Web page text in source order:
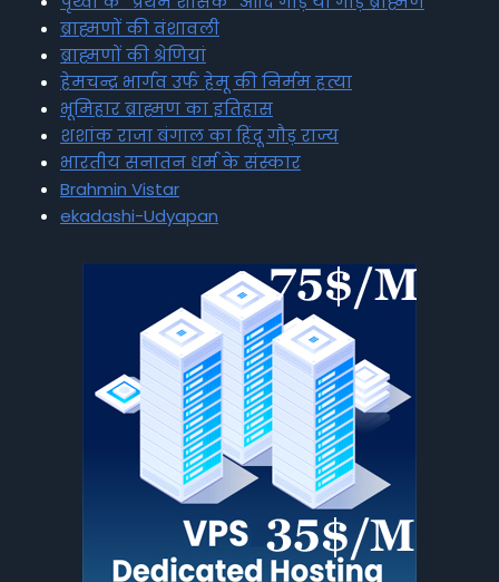
ब्राह्मणों की वंशावली
ब्राह्मणों की श्रेणियां
हेमचन्द्र भार्गव उर्फ हेमू की निर्मम हत्या
भूमिहार ब्राह्मण का इतिहास
शशांक राजा बंगाल का हिंदू गौड़ राज्य
भारतीय सनातन धर्म के संस्कार
Brahmin Vistar
ekadashi-Udyapan